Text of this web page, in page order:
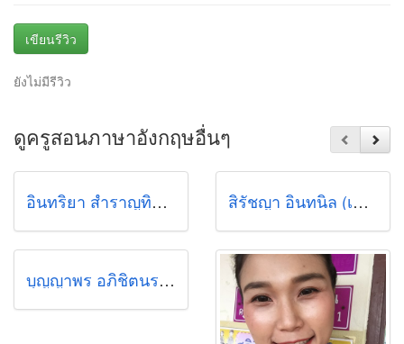
เขียนรีวิว
ยังไม่มีรีวิว
ดูครูสอนภาษาอังกฤษอื่นๆ
อินทริยา สำราญทิวาวัลย์ (อิน) สิรัชญา อินทนิล (เกล้า)
บุญญาพร อภิชิตนรานนท์ (รุ้ง)